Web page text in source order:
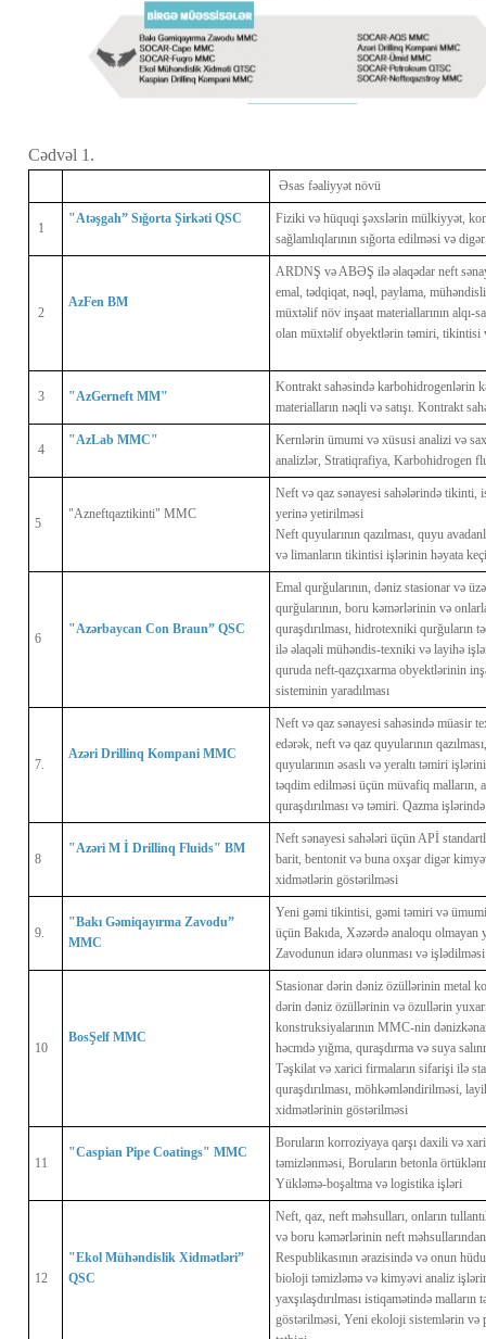
Cədvəl 1.
Əsas fəaliyyət növü
1
"Atəşgah” Sığorta Şirkəti QSC
Fiziki və hüquqi şəxslərin mülkiyyət,
sağlamlıqlarının sığorta edilməsi və
2
AzFen BM
ARDNŞ və ABƏŞ ilə əlaqədar neft
emal, tədqiqat, nəql, paylama,
müxtəlif növ inşaat materiallarının alqı-
olan müxtəlif obyektlərin təmiri, tikintisi
3 "AzGerneft MM"
Kontrakt sahəsində karbohidrogenlərin
materialların nəqli və satışı. Kontrakt
4
"AzLab MMC"
Kernlərin ümumi və xüsusi analizi və
analizlər, Stratiqrafiya, Karbohidrogen
5
"Azneftqaztikinti" MMC
Neft və qaz sənayesi sahələrində tikinti,
yerinə yetirilməsi
Neft quyularının qazılması, quyu
və limanların tikintisi işlərinin həyata
6
"Azərbaycan Con Braun” QSC
Emal qurğularının, dəniz stasionar və
qurğularının, boru kəmərlərinin və
quraşdırılması, hidrotexniki
ilə əlaqəli mühəndis-texniki və layihə
quruda neft-qazçıxarma obyektlərinin
sisteminin yaradılması
7.
Azəri Drillinq Kompani MMC
Neft və qaz sənayesi sahəsində müasir
edərək, neft və qaz quyularının
quyularının əsaslı və yeraltı təmiri
təqdim edilməsi üçün müvafiq malların,
quraşdırılması və təmiri. Qazma
8
"Azəri M İ Drillinq Fluids" BM
Neft sənayesi sahələri üçün APİ
barit, bentonit və buna oxşar digər
xidmətlərin göstərilməsi
9.
"Bakı Gəmiqayırma Zavodu”
MMC
Yeni gəmi tikintisi, gəmi təmiri və
üçün Bakıda, Xəzərdə analoqu
Zavodunun idarə olunması və işlədilməsi
10
BosŞelf MMC
Stasionar dərin dəniz özüllərinin metal
dərin dəniz özüllərinin və özullərin
konstruksiyalarının MMC-nin
həcmdə yığma, quraşdırma və suya
Təşkilat və xarici firmaların sifarişi ilə
quraşdırılması, möhkəmləndirilməsi,
xidmətlərinin göstərilməsi
11
"Caspian Pipe Coatings" MMC
Boruların korroziyaya qarşı daxili və
təmizlənməsi, Boruların betonla
Yükləmə-boşaltma və logistika işləri
12
"Ekol Mühəndislik Xidmətləri”
QSC
Neft, qaz, neft məhsulları, onların
və boru kəmərlərinin neft
Respublikasının ərazisində və onun
bioloji təmizləmə və kimyəvi analiz
yaxşılaşdırılması istiqamətində
göstərilməsi, Yeni ekoloji sistemlərin və